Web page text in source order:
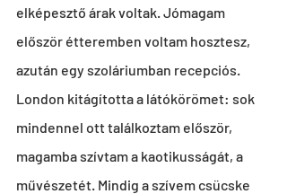
elképesztő árak voltak. Jómagam
először étteremben voltam hosztesz,
azután egy szoláriumban recepciós.
London kitágította a látókörömet: sok
mindennel ott találkoztam először,
magamba szívtam a kaotikusságát, a
művészetét. Mindig a szívem csücske